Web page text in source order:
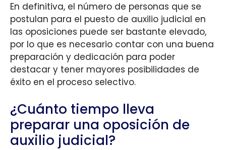
En definitiva, el número de personas que se
postulan para el puesto de auxilio judicial en
las oposiciones puede ser bastante elevado,
por lo que es necesario contar con una buena
preparación y dedicación para poder
destacar y tener mayores posibilidades de
éxito en el proceso selectivo.
¿Cuánto tiempo lleva
preparar una oposición de
auxilio judicial?